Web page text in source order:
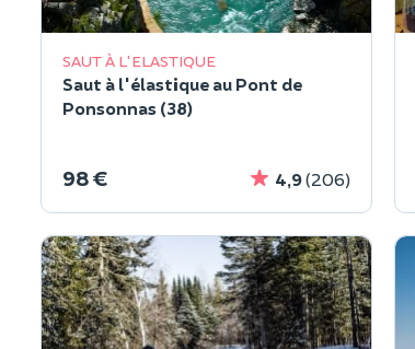
SAUT À L'ELASTIQUE
Saut à l'élastique au Pont de
Ponsonnas (38)
98 € 4,9(206)